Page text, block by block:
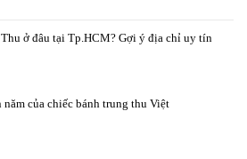
ở đâu tại Tp.HCM? Gợi ý địa chỉ uy tín
năm của chiếc bánh trung thu Việt